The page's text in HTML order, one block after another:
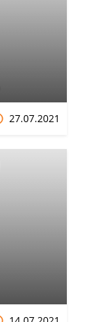
27.07.2021